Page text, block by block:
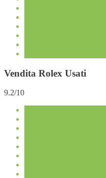
Vendita Rolex Usati
9.2/10